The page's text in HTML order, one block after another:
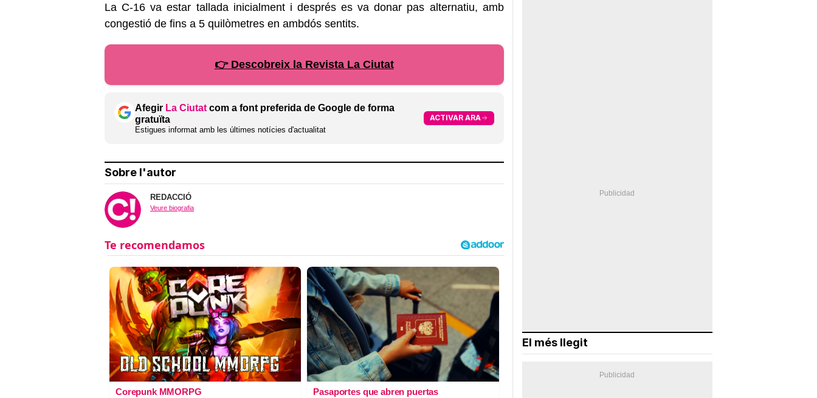
La C-16 va estar tallada inicialment i després es va donar pas alternatiu, amb
congestió de fins a 5 quilòmetres en ambdós sentits.
👉 Descobreix la Revista La Ciutat
Afegir La Ciutat com a font preferida de Google de forma
gratuïta
Estigues informat amb les últimes notícies d'actualitat
ACTIVAR ARA
Sobre l'autor
REDACCIÓ
Veure biografia
Corepunk MMORPG Pasaportes que abren puertas
El més llegit